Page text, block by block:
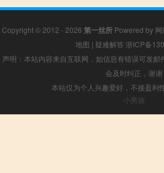
Copyright © 2012 - 2026 第一丝所 Powered by
地图 | 疑难解答 浙ICP备
声明：本站内容来自互联网，如信息有错误可发
会及时纠正，谢谢
本站仅为个人兴趣爱好，不接盈利
小男孩